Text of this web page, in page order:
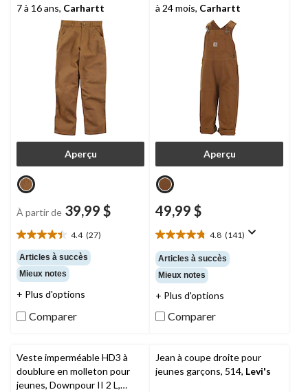
7 à 16 ans, Carhartt
Aperçu
À partir de 39,99 $
4.4 (27)
4.4
étoile(s)
sur
5.
27
Articles à succès
Mieux notes
+ Plus d'options
Comparer
à 24 mois, Carhartt
Aperçu
49,99 $
4.8 (141)
4.8
étoile(s)
sur
5.
141
Articles à succès
Mieux notes
+ Plus d'options
Comparer
Veste imperméable HD3 à
doublure en molleton pour
jeunes, Downpour II 2 L,
Jean à coupe droite pour
jeunes garçons, 514, Levi's